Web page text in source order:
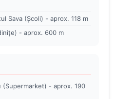
Sava (Școli) - aprox. 118 m
- aprox. 600 m
(Supermarket) - aprox. 190